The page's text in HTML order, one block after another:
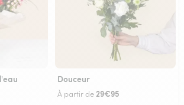
Douceur
À partir de29€95